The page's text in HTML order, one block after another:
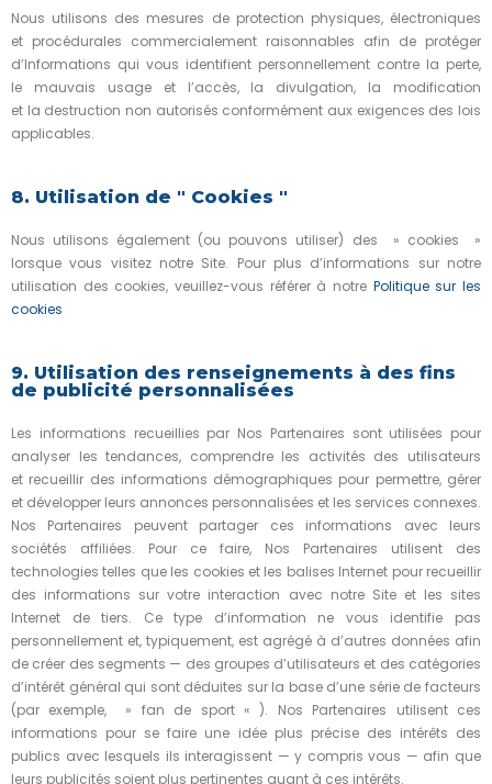
Nous utilisons des mesures de protection physiques, électroniques
et procédurales commercialement raisonnables afin de protéger
d’Informations qui vous identifient personnellement contre la perte,
le mauvais usage et l’accès, la divulgation, la modification
et la destruction non autorisés conformément aux exigences des lois
applicables.
8. Utilisation de " Cookies "
Nous utilisons également (ou pouvons utiliser) des » cookies »
lorsque vous visitez notre Site. Pour plus d’informations sur notre
utilisation des cookies, veuillez-vous référer à notre Politique sur les
cookies
9. Utilisation des renseignements à des fins
de publicité personnalisées
Les informations recueillies par Nos Partenaires sont utilisées pour
analyser les tendances, comprendre les activités des utilisateurs
et recueillir des informations démographiques pour permettre, gérer
et développer leurs annonces personnalisées et les services connexes.
Nos Partenaires peuvent partager ces informations avec leurs
sociétés affiliées. Pour ce faire, Nos Partenaires utilisent des
technologies telles que les cookies et les balises Internet pour recueillir
des informations sur votre interaction avec notre Site et les sites
Internet de tiers. Ce type d’information ne vous identifie pas
personnellement et, typiquement, est agrégé à d’autres données afin
de créer des segments — des groupes d’utilisateurs et des catégories
d’intérêt général qui sont déduites sur la base d’une série de facteurs
(par exemple, » fan de sport « ). Nos Partenaires utilisent ces
informations pour se faire une idée plus précise des intérêts des
publics avec lesquels ils interagissent — y compris vous — afin que
leurs publicités soient plus pertinentes quant à ces intérêts.